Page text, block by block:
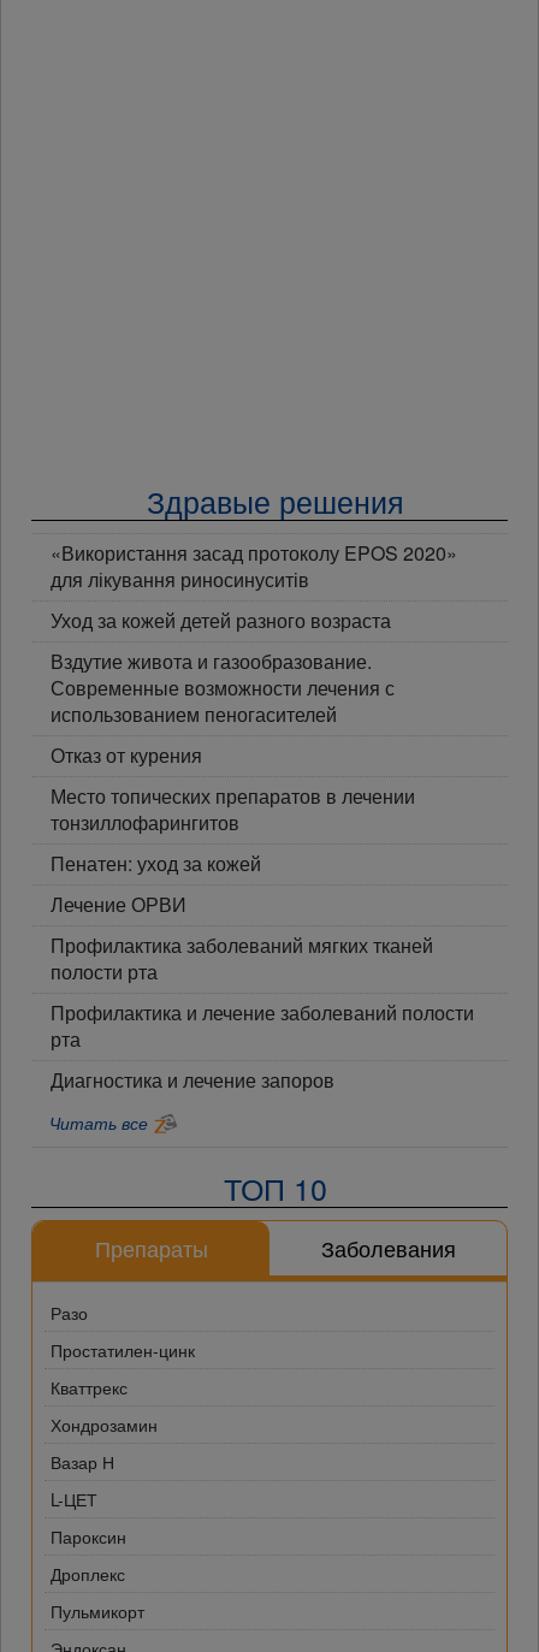
Здравые решения
«Використання засад протоколу EPOS 2020»
для лікування риносинуситів
Уход за кожей детей разного возраста
Вздутие живота и газообразование.
Современные возможности лечения с
использованием пеногасителей
Отказ от курения
Место топических препаратов в лечении
тонзиллофарингитов
Пенатен: уход за кожей
Лечение ОРВИ
Профилактика заболеваний мягких тканей
полости рта
Профилактика и лечение заболеваний полости
рта
Диагностика и лечение запоров
Читать все
ТОП 10
Препараты Заболевания
Разо
Простатилен-цинк
Кваттрекс
Хондрозамин
Вазар Н
L-ЦЕТ
Пароксин
Дроплекс
Пульмикорт